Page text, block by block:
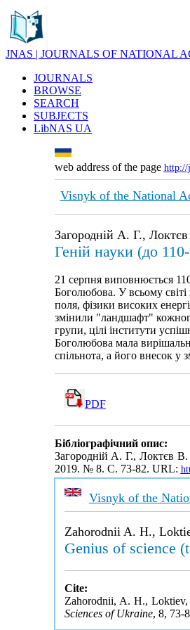
JNAS | JOURNALS OF NATIONAL
JOURNALS
BROWSE
SEARCH
SUBJECTS
LibNAS UA
web address of the page http://
Visnyk of the National
Загородній А. Г.,
Геній науки (до
21 серпня виповнюється
Боголюбова. У всьому світі
поля, фізики високих
змінили "ландшафт"
групи, цілі інститути
Боголюбова мала
спільнота, а його внесок у
PDF
Бібліографічний опис:
Загородній А. Г., Локтєв
2019. № 8. С. 73-82. URL:
Visnyk of the
Zahorodnii A. H.,
Genius of science
Cite:
Zahorodnii, A. H.,
Sciences of Ukraine, 8, 73-